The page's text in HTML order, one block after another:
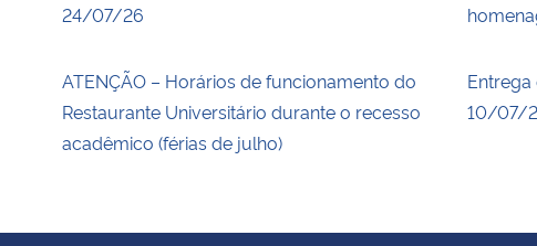
24/07/26
ATENÇÃO – Horários de funcionamento do
Restaurante Universitário durante o recesso
acadêmico (férias de julho)
Entrega
10/07/